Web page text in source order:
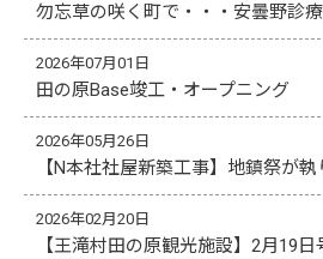
勿忘草の咲く町で・・・安曇野診
2026年07月01日
田の原Base竣工・オープニング
2026年05月26日
【N本社社屋新築工事】地鎮祭が
2026年02月20日
【王滝村田の原観光施設】2月19